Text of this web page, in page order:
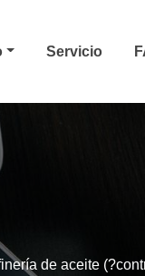
Servicio
de aceite